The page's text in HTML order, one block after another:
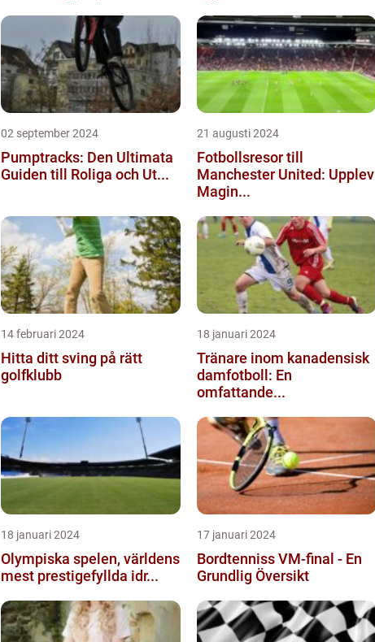
02 september 2024
Pumptracks: Den Ultimata
Guiden till Roliga och Ut...
21 augusti 2024
Fotbollsresor till
Manchester United: Upplev
Magin...
14 februari 2024
Hitta ditt sving på rätt
golfklubb
18 januari 2024
Tränare inom kanadensisk
damfotboll: En
omfattande...
18 januari 2024
Olympiska spelen, världens
mest prestigefyllda idr...
17 januari 2024
Bordtenniss VM-final - En
Grundlig Översikt